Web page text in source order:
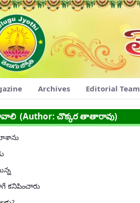
Archives Editorial Team
కావాలి
(Author: చొక్కర తాతారావు)
కనిపించారు